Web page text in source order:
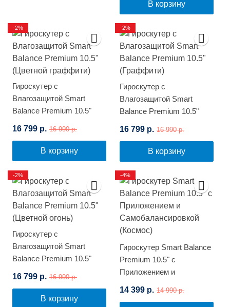
В корзину
Гироскутер с
Влагозащитой Smart
Balance Premium 10.5"
16 799 р. 16 990 р.
В корзину
-2%
Гироскутер с
Влагозащитой Smart
Balance Premium 10.5"
16 799 р. 16 990 р.
В корзину
-2%
Гироскутер с
Влагозащитой Smart
Balance Premium 10.5"
16 799 р. 16 990 р.
В корзину
-2%
Гироскутер Smart Balance
Premium 10.5" с
Приложением и
(Космос)
14 399 р. 14 990 р.
-4%